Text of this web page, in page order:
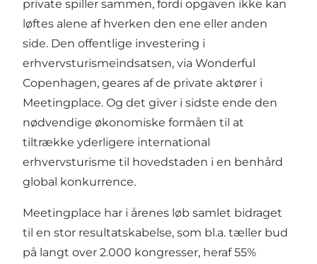
private spiller sammen, fordi opgaven ikke kan
løftes alene af hverken den ene eller anden
side. Den offentlige investering i
erhvervsturismeindsatsen, via Wonderful
Copenhagen, geares af de private aktører i
Meetingplace. Og det giver i sidste ende den
nødvendige økonomiske formåen til at
tiltrække yderligere international
erhvervsturisme til hovedstaden i en benhård
global konkurrence.
Meetingplace har i årenes løb samlet bidraget
til en stor resultatskabelse, som bl.a. tæller bud
på langt over 2.000 kongresser, heraf 55%